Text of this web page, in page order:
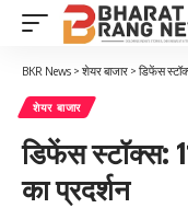
BKR News > शेयर बाजार > डिफेंस
शेयर बाजार
डिफेंस स्टॉक्स:
का प्रदर्शन